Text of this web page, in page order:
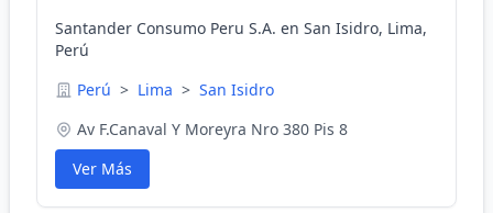
Santander Consumo Peru S.A. en San Isidro, Lima,
Perú
Perú > Lima > San Isidro
Av F.Canaval Y Moreyra Nro 380 Pis 8
Ver Más